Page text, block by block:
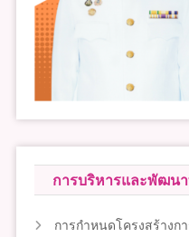
การบริหารและพัฒน
การกำหนดโครงสร้างก